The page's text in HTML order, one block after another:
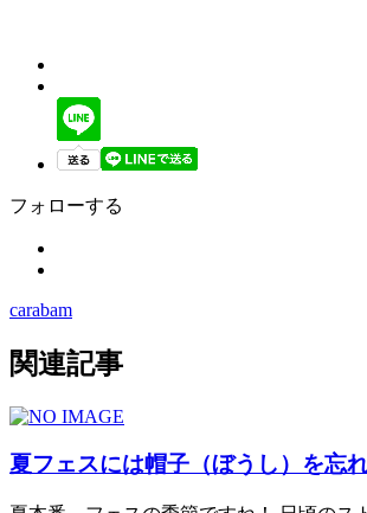
フォローする
carabam
関連記事
夏フェスには帽子（ぼうし）を忘